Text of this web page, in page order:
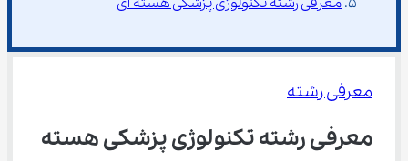
معرفی رشته
معرفی رشته تکنولوژی پزشکی هسته